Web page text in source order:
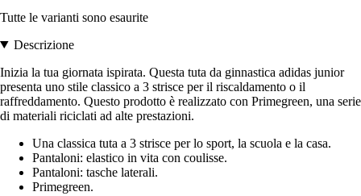
Tutte le varianti sono esaurite
Descrizione
Inizia la tua giornata ispirata. Questa tuta da ginnastica adidas junior
presenta uno stile classico a 3 strisce per il riscaldamento o il
raffreddamento. Questo prodotto è realizzato con Primegreen, una serie
di materiali riciclati ad alte prestazioni.
Una classica tuta a 3 strisce per lo sport, la scuola e la casa.
Pantaloni: elastico in vita con coulisse.
Pantaloni: tasche laterali.
Primegreen.